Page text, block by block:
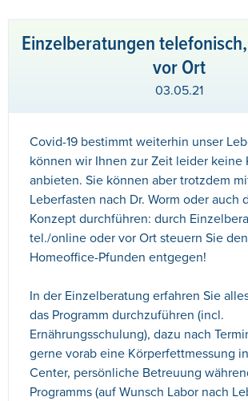
Einzelberatungen
vor Ort
03.05.21
Covid-19 bestimmt weiterhin unser
können wir Ihnen zur Zeit leider keine
anbieten. Sie können aber trotzdem
Leberfasten nach Dr. Worm oder auch
Konzept durchführen: durch
tel./online oder vor Ort steuern Sie
Homeoffice-Pfunden entgegen!
In der Einzelberatung erfahren Sie
das Programm durchzuführen (incl.
Ernährungsschulung), dazu nach
gerne vorab eine Körperfettmessung
Center, persönliche Betreuung
Programms (auf Wunsch Labor nach